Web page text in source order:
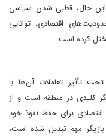
این حال، قطبی شدن سیاسی
اقتصادی، توانایی
کرده است.
تأثیر تعاملات آن‌ها با
کلیدی در منطقه است و از
اقتصادی برای حفظ نفوذ خود
مهم تبدیل شده است،